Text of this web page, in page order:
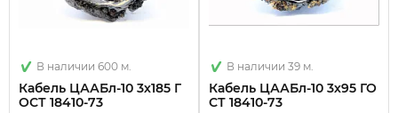
В наличии 600 м.
Кабель ЦААБл-10 3х185 Г
ОСТ 18410-73
В наличии 39 м.
Кабель ЦААБл-10 3х95 ГО
СТ 18410-73